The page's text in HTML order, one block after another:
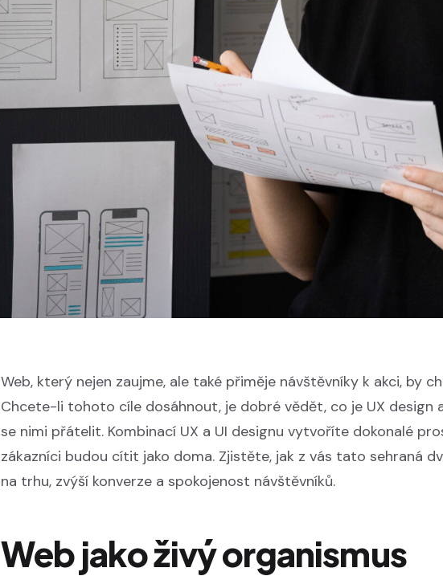
Web, který nejen zaujme, ale také přiměje návštěvníky k akci, by
Chcete-li tohoto cíle dosáhnout, je dobré vědět, co je UX design
se nimi přátelit. Kombinací UX a UI designu vytvoříte dokonalé
zákazníci budou cítit jako doma. Zjistěte, jak z vás tato sehraná
na trhu, zvýší konverze a spokojenost návštěvníků.
Web jako živý organismus